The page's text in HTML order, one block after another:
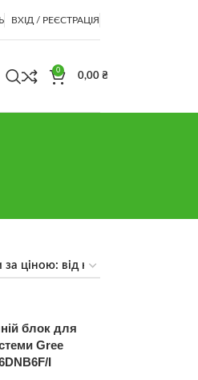
ВХІД / РЕЄСТРАЦІЯ
0
0,00 ₴
блок для
Gree
I